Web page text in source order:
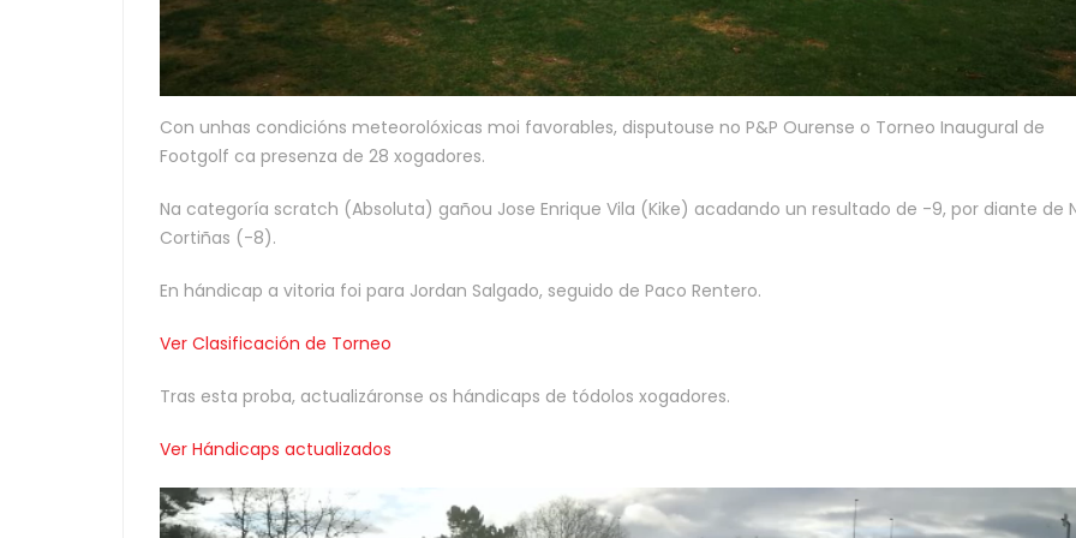
Con unhas condicións meteorolóxicas moi favorables, disputouse no P&P Ourense o Torneo Inaugural de
Footgolf ca presenza de 28 xogadores.
Na categoría scratch (Absoluta) gañou Jose Enrique Vila (Kike) acadando un resultado de -9, por diante de
Cortiñas (-8).
En hándicap a vitoria foi para Jordan Salgado, seguido de Paco Rentero.
Ver Clasificación de Torneo
Tras esta proba, actualizáronse os hándicaps de tódolos xogadores.
Ver Hándicaps actualizados